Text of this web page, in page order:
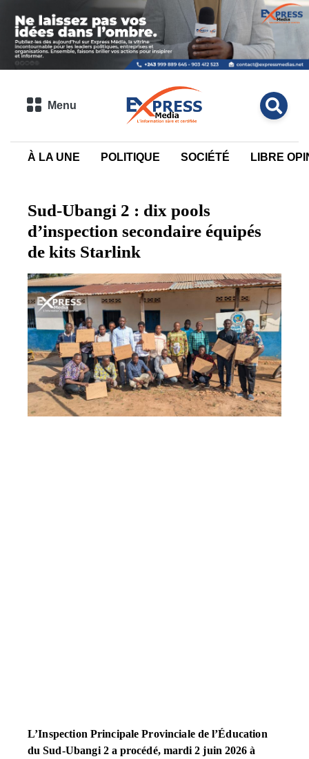
Menu
À LA UNE POLITIQUE SOCIÉTÉ LIBRE
Sud-Ubangi 2 : dix pools
d’inspection secondaire équipés
de kits Starlink
L’Inspection Principale Provinciale de l’Éducation
du Sud-Ubangi 2 a procédé, mardi 2 juin 2026 à